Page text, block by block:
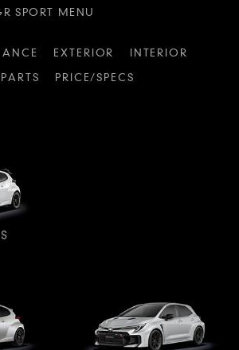
SPORT MENU
EXTERIOR
INTERIOR
PRICE/SPECS